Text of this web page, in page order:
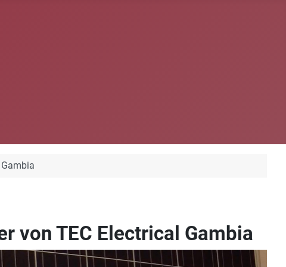
von TEC Electrical Gambia